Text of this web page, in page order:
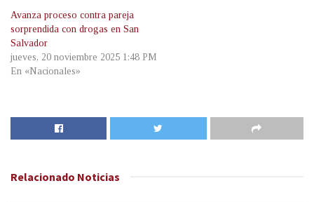
Avanza proceso contra pareja
sorprendida con drogas en San
Salvador
jueves, 20 noviembre 2025 1:48 PM
En «Nacionales»
Relacionado Noticias